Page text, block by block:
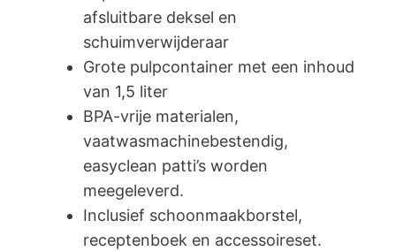
afsluitbare deksel en
schuimverwijderaar
Grote pulpcontainer met een inhoud
van 1,5 liter
BPA-vrije materialen,
vaatwasmachinebestendig,
easyclean patti’s worden
meegeleverd.
Inclusief schoonmaakborstel,
receptenboek en accessoireset.